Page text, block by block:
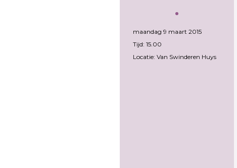
maandag 9 maart 2015
Tijd: 15.00
Locatie: Van Swinderen Huys